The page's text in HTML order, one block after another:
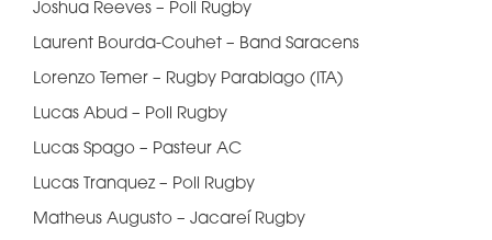
Joshua Reeves – Poli Rugby
Laurent Bourda-Couhet – Band Saracens
Lorenzo Temer – Rugby Parabiago (ITA)
Lucas Abud – Poli Rugby
Lucas Spago – Pasteur AC
Lucas Tranquez – Poli Rugby
Matheus Augusto – Jacareí Rugby